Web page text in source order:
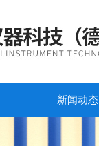
新闻动态